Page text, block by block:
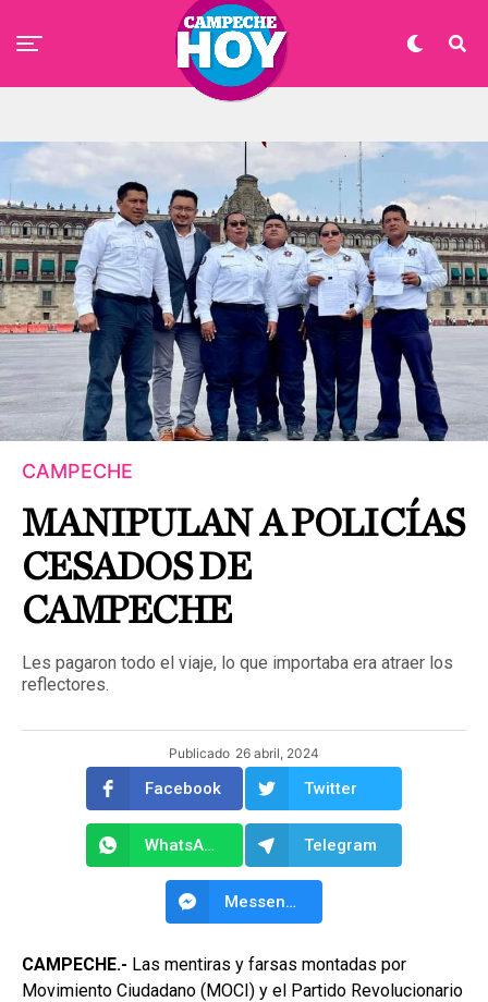
CAMPECHE
MANIPULAN A POLICÍAS
CESADOS DE
CAMPECHE
Les pagaron todo el viaje, lo que importaba era atraer los
reflectores.
Publicado 26 abril, 2024
Facebook Twitter
WhatsApp Telegram
Messenger
CAMPECHE.- Las mentiras y farsas montadas por
Movimiento Ciudadano (MOCI) y el Partido Revolucionario